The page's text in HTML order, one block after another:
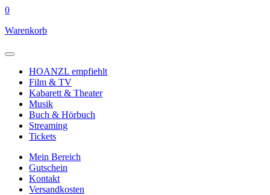
0
Warenkorb
HOANZL empfiehlt
Film & TV
Kabarett & Theater
Musik
Buch & Hörbuch
Streaming
Tickets
Mein Bereich
Gutschein
Kontakt
Versandkosten